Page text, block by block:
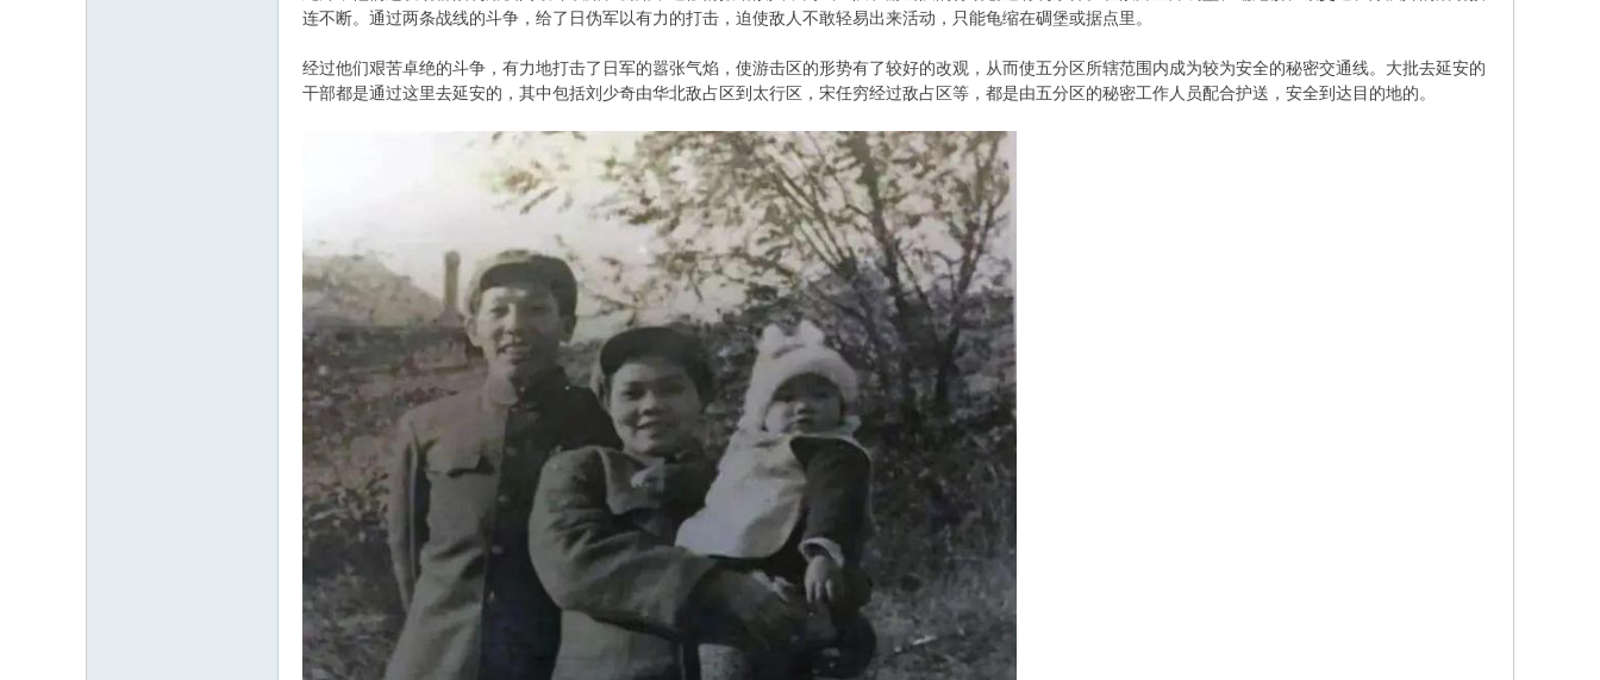
连不断。通过两条战线的斗争，给了日伪军以有力的打击，迫使敌人不敢轻易出来活动，只能龟缩在碉堡或据点里。
经过他们艰苦卓绝的斗争，有力地打击了日军的嚣张气焰，使游击区的形势有了较好的改观，从而使五分区所辖范围内成为较为安全的秘密交通线。大批去延安的
干部都是通过这里去延安的，其中包括刘少奇由华北敌占区到太行区，宋任穷经过敌占区等，都是由五分区的秘密工作人员配合护送，安全到达目的地的。